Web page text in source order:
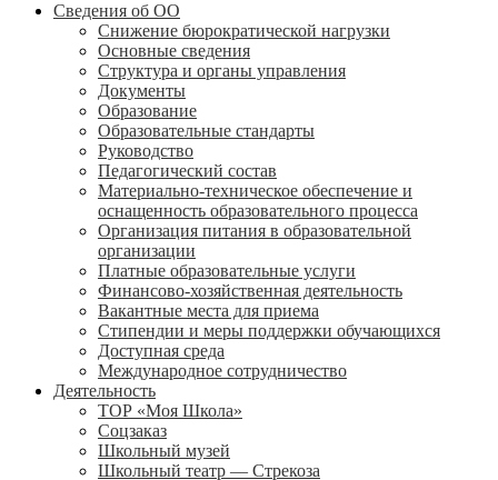
Сведения об ОО
Снижение бюрократической нагрузки
Основные сведения
Структура и органы управления
Документы
Образование
Образовательные стандарты
Руководство
Педагогический состав
Материально-техническое обеспечение и
оснащенность образовательного процесса
Организация питания в образовательной
организации
Платные образовательные услуги
Финансово-хозяйственная деятельность
Вакантные места для приема
Стипендии и меры поддержки обучающихся
Доступная среда
Международное сотрудничество
Деятельность
ТОР «Моя Школа»
Соцзаказ
Школьный музей
Школьный театр — Стрекоза